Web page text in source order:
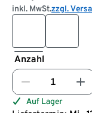
inkl. MwSt.zzgl.
Anzahl
Auf Lager